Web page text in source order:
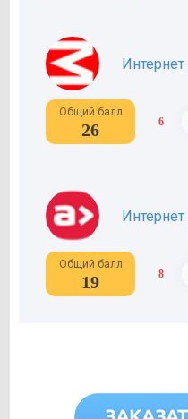
Интернет
Общий балл
26 6
Интернет
Общий балл
19 8